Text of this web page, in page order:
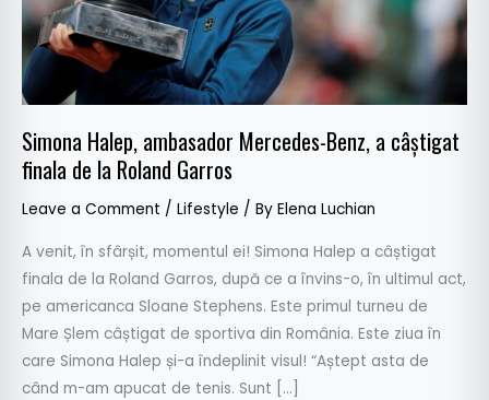
Simona Halep, ambasador Mercedes-Benz, a câștigat
finala de la Roland Garros
Leave a Comment / Lifestyle / By Elena Luchian
A venit, în sfârșit, momentul ei! Simona Halep a câștigat
finala de la Roland Garros, după ce a învins-o, în ultimul act,
pe americanca Sloane Stephens. Este primul turneu de
Mare Șlem câștigat de sportiva din România. Este ziua în
care Simona Halep și-a îndeplinit visul! “Aștept asta de
când m-am apucat de tenis. Sunt […]
finala
de
la
Roland